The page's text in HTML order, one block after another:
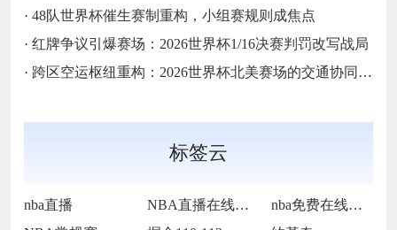
· 48队世界杯催生赛制重构，小组赛规则成焦点
· 红牌争议引爆赛场：2026世界杯1/16决赛判罚改写战局
· 跨区空运枢纽重构：2026世界杯北美赛场的交通协同与效能优化方案
标签云
nba直播 NBA直播在线观看
nba免费在线高清直播